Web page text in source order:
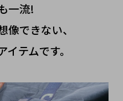
一流!
できない、
テムです。